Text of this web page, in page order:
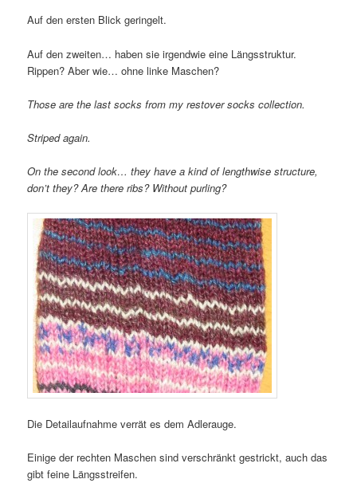
Auf den ersten Blick geringelt.
Auf den zweiten… haben sie irgendwie eine Längsstruktur.
Rippen? Aber wie… ohne linke Maschen?
Those are the last socks from my restover socks collection.
Striped again.
On the second look… they have a kind of lengthwise structure,
don’t they? Are there ribs? Without purling?
Die Detailaufnahme verrät es dem Adlerauge.
Einige der rechten Maschen sind verschränkt gestrickt, auch das
gibt feine Längsstreifen.